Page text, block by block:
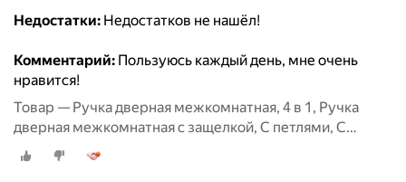
Недостатки: Недостатков не нашёл!
Комментарий: Пользуюсь каждый день, мне очень
нравится!
Товар — Ручка дверная межкомнатная, 4 в 1, Ручка
дверная межкомнатная с защелкой, С петлями, С
сантехнической заверткой